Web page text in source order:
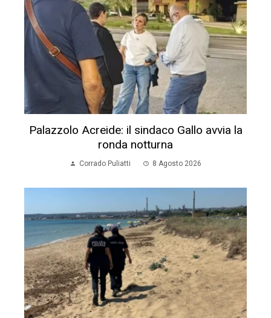
Palazzolo Acreide: il sindaco Gallo avvia la
ronda notturna
Corrado Puliatti 8 Agosto 2026